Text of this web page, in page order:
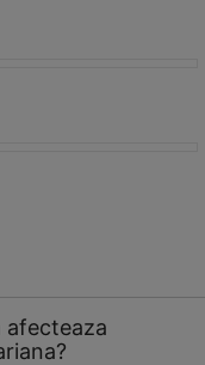
afecteaza